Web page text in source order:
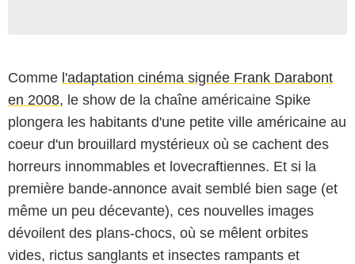
Comme l'adaptation cinéma signée Frank Darabont
en 2008, le show de la chaîne américaine Spike
plongera les habitants d'une petite ville américaine au
coeur d'un brouillard mystérieux où se cachent des
horreurs innommables et lovecraftiennes. Et si la
première bande-annonce avait semblé bien sage (et
même un peu décevante), ces nouvelles images
dévoilent des plans-chocs, où se mêlent orbites
vides, rictus sanglants et insectes rampants et